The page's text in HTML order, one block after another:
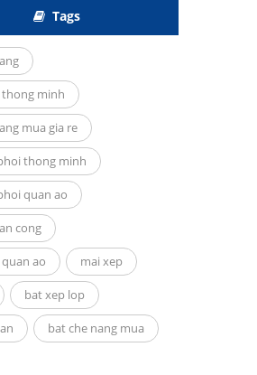
Tags
minh
mua gia re
thong minh
quan ao
cong
ao mai xep
bat xep lop
bat che nang mua